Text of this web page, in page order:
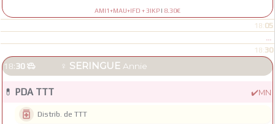
AMI1+MAU+IFD + 3IKP | 8.30€
18:05
18:30
18:30  ♀ SERINGUE Annie
💊 PDA TTT ✔️MN
 Distrib. de TTT